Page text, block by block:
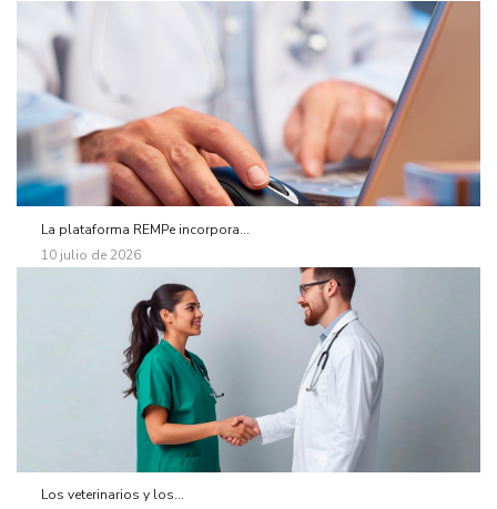
La plataforma REMPe incorpora...
10 julio de 2026
Los veterinarios y los...